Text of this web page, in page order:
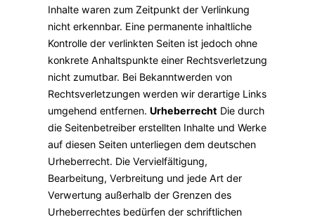
Inhalte waren zum Zeitpunkt der Verlinkung
nicht erkennbar. Eine permanente inhaltliche
Kontrolle der verlinkten Seiten ist jedoch ohne
konkrete Anhaltspunkte einer Rechtsverletzung
nicht zumutbar. Bei Bekanntwerden von
Rechtsverletzungen werden wir derartige Links
umgehend entfernen. Urheberrecht Die durch
die Seitenbetreiber erstellten Inhalte und Werke
auf diesen Seiten unterliegen dem deutschen
Urheberrecht. Die Vervielfältigung,
Bearbeitung, Verbreitung und jede Art der
Verwertung außerhalb der Grenzen des
Urheberrechtes bedürfen der schriftlichen